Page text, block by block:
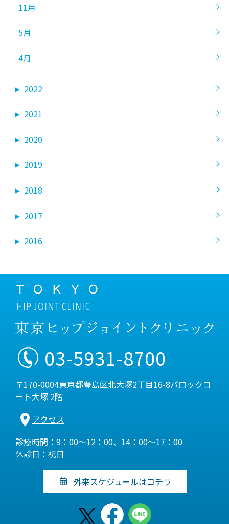
11月
5月
4月
► 2022
► 2021
► 2020
► 2019
► 2018
► 2017
► 2016
03-5931-8700
〒170-0004東京都豊島区北大塚2丁目16-8バロックコ
ート大塚 2階
アクセス
診療時間：9：00～12：00、14：00～17：00
休診日：祝日
外来スケジュールはコチラ